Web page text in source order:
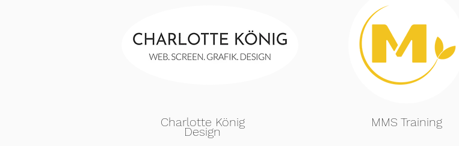
Charlotte König
Design
MMS Training